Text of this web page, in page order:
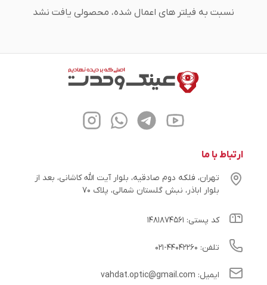
نسبت به فیلتر های اعمال شده، محصولی یافت نشد
ارتباط با ما
تهران، فلکه دوم صادقیه، بلوار آیت الله کاشانی، بعد از
بلوار اباذر، نبش گلستان شمالی، پلاک ۷۰
کد پستی: ۱۴۸۱۸۷۴۵۶۱
تلفن: ۴۴۰۴۲۲۶۰-۰۲۱
ایمیل: vahdat.optic@gmail.com